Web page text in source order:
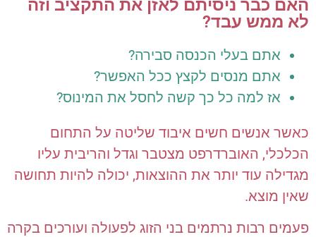
האם כבר ניסיתם לאזן את התקציב וזה
לא ממש עבד?
אתם בעלי הכנסה סבירה?
אתם מנסים לקצץ ככל האפשר?
אז למה כל כך קשה לחסל את המינוס?
כאשר אנשים חשים איבוד שליטה על התחום
הכלכלי, האוברדרפט מצטבר וגדל והריבית עליו
מגדילה עוד יותר את ההוצאות, יכולה להיות תחושה
שאין מוצא.
פעמים רבות נרתמים בני הזוג לפעולה ועורכים בקרה